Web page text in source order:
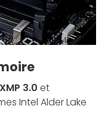
3.0 et
Intel Alder Lake